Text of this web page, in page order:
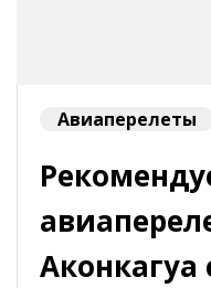
Авиаперелеты
Аконкагуа